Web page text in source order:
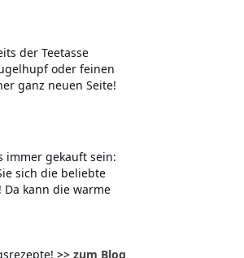
der Teetasse
oder feinen
ganz neuen Seite!
immer gekauft sein:
sich die beliebte
kann die warme
>> zum Blog